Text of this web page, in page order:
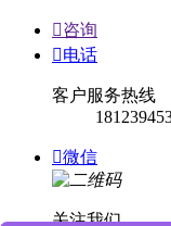
咨询
电话
客户服务热线
微信
关注我们